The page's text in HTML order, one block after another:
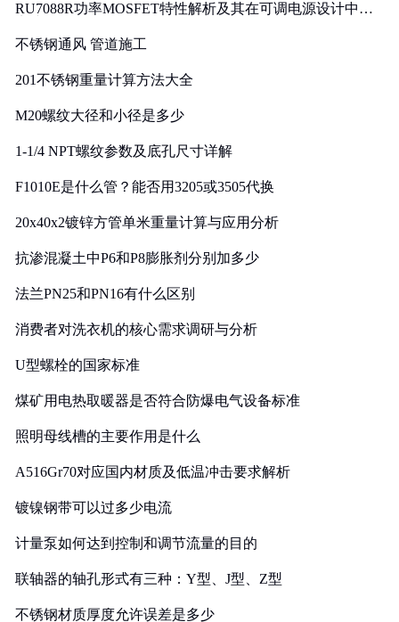
RU7088R功率MOSFET特性解析及其在可调电源设计中的
不锈钢通风 管道施工
201不锈钢重量计算方法大全
M20螺纹大径和小径是多少
1-1/4 NPT螺纹参数及底孔尺寸详解
F1010E是什么管？能否用3205或3505代换
20x40x2镀锌方管单米重量计算与应用分析
抗渗混凝土中P6和P8膨胀剂分别加多少
法兰PN25和PN16有什么区别
消费者对洗衣机的核心需求调研与分析
U型螺栓的国家标准
煤矿用电热取暖器是否符合防爆电气设备标准
照明母线槽的主要作用是什么
A516Gr70对应国内材质及低温冲击要求解析
镀镍钢带可以过多少电流
计量泵如何达到控制和调节流量的目的
联轴器的轴孔形式有三种：Y型、J型、Z型
不锈钢材质厚度允许误差是多少